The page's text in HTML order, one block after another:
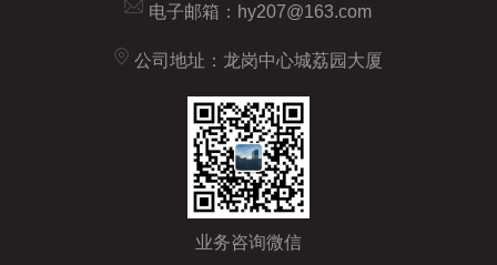
电子邮箱： hy207@163.com
公司地址：龙岗中心城荔园大厦
业务咨询微信